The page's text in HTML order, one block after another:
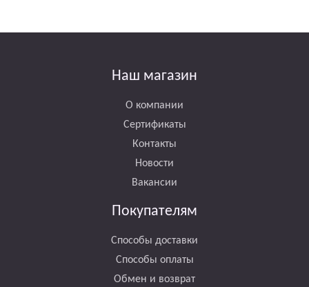
Наш магазин
О компании
Сертификаты
Контакты
Новости
Вакансии
Покупателям
Способы доставки
Способы оплаты
Обмен и возврат